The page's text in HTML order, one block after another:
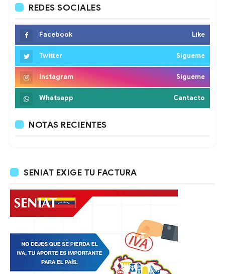
REDES SOCIALES
Facebook Like
Twitter Sigueme
Instagram Sigueme
Whatsapp Cantacto
NOTAS RECIENTES
SENIAT EXIGE TU FACTURA